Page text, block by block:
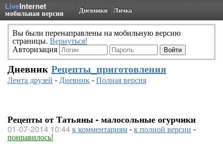
LiveInternet
мобильная версия Дневники Личка
Вы были перенаправлены на мобильную версию
страницы. Вернуться!
Авторизация
Дневник Рецепты_приготовления
Лента друзей -Дневник-Полная версия
Рецепты от Татьяны - малосольные огурчики
01-07-2014 10:44к комментариям-к полной версии -
понравилось!